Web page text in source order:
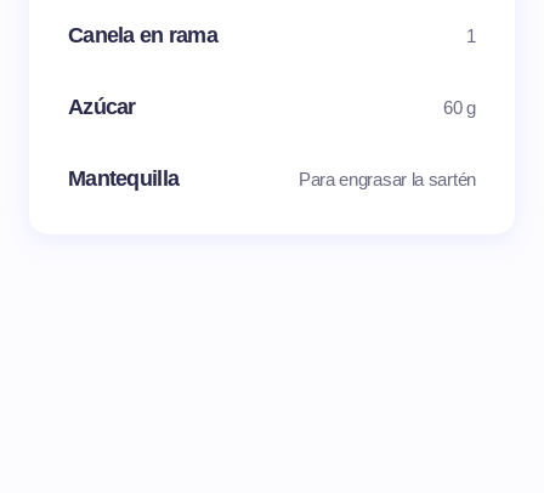
Canela en rama 1
Azúcar 60 g
Mantequilla Para engrasar la sartén